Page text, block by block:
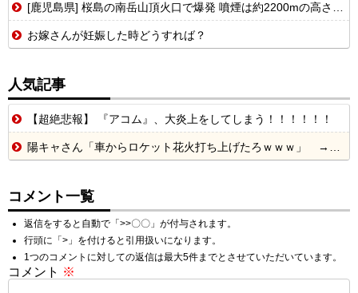
[鹿児島県] 桜島の南岳山頂火口で爆発 噴煙は約2200mの高さ・火山灰により市街地にも影響...
お嫁さんが妊娠した時どうすれば？
人気記事
【超絶悲報】 『アコム』、大炎上をしてしまう！！！！！！
陽キャさん「車からロケット花火打ち上げたろｗｗｗ」 → サンルーフが閉まっていて無事車内に発射
コメント一覧
返信をすると自動で「>>〇〇」が付与されます。
行頭に「>」を付けると引用扱いになります。
1つのコメントに対しての返信は最大5件までとさせていただいています。
コメント ※